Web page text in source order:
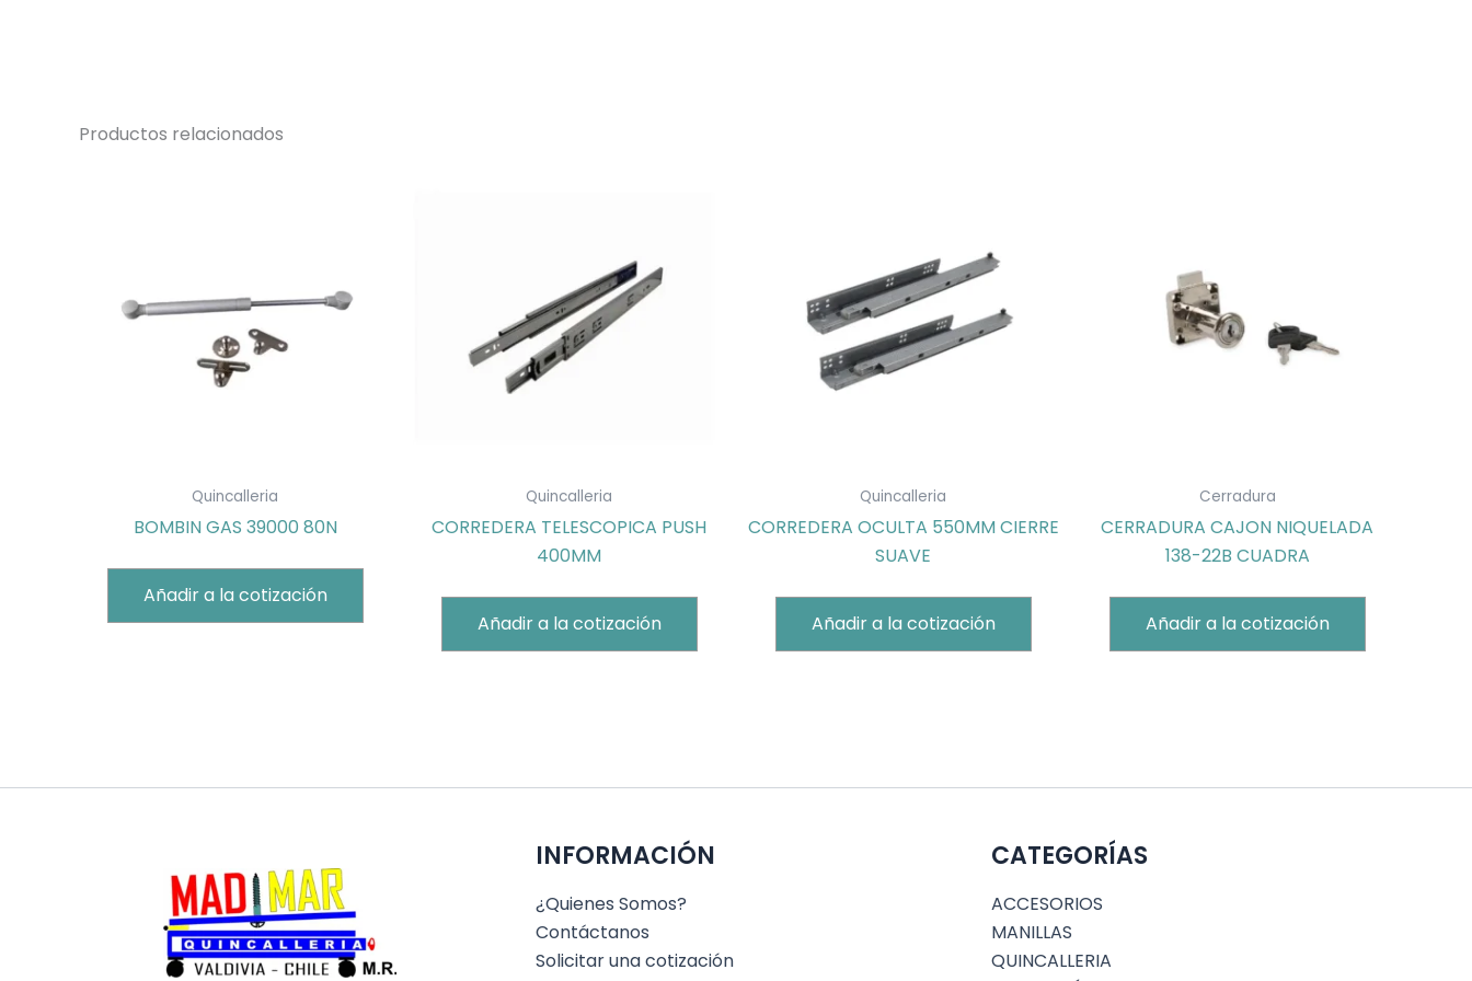
Productos relacionados
Quincalleria
BOMBIN GAS 39000 80N
Añadir a la cotización
Quincalleria
CORREDERA TELESCOPICA PUSH
400MM
Añadir a la cotización
Quincalleria
CORREDERA OCULTA 550MM CIERRE
SUAVE
Añadir a la cotización
Cerradura
CERRADURA CAJON NIQUELADA
138-22B CUADRA
Añadir a la cotización
INFORMACIÓN
¿Quienes Somos?
Contáctanos
Solicitar una cotización
CATEGORÍAS
ACCESORIOS
MANILLAS
QUINCALLERIA